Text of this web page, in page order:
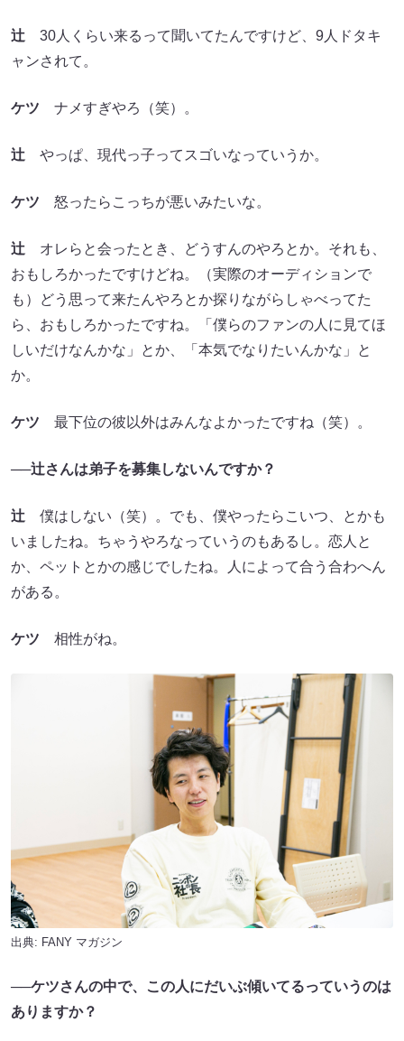
辻 30人くらい来るって聞いてたんですけど、9人ドタキ
ャンされて。
ケツ ナメすぎやろ（笑）。
辻 やっぱ、現代っ子ってスゴいなっていうか。
ケツ 怒ったらこっちが悪いみたいな。
辻 オレらと会ったとき、どうすんのやろとか。それも、
おもしろかったですけどね。（実際のオーディションで
も）どう思って来たんやろとか探りながらしゃべってた
ら、おもしろかったですね。「僕らのファンの人に見てほ
しいだけなんかな」とか、「本気でなりたいんかな」と
か。
ケツ 最下位の彼以外はみんなよかったですね（笑）。
──辻さんは弟子を募集しないんですか？
辻 僕はしない（笑）。でも、僕やったらこいつ、とかも
いましたね。ちゃうやろなっていうのもあるし。恋人と
か、ペットとかの感じでしたね。人によって合う合わへん
がある。
ケツ 相性がね。
出典: FANY マガジン
──ケツさんの中で、この人にだいぶ傾いてるっていうのは
ありますか？